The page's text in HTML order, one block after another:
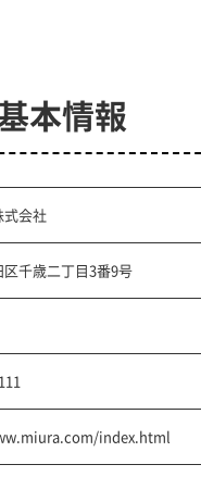
本情報
式会社
区千歳二丁目3番9号
index.html